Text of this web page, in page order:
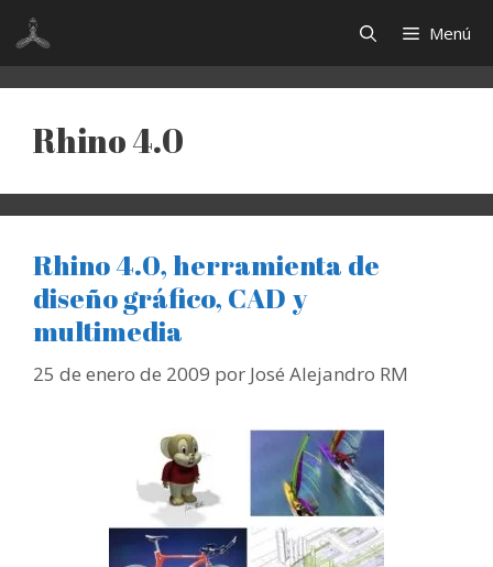
Saltar
contenido
Menú
Rhino 4.0
Rhino 4.0, herramienta de
diseño gráfico, CAD y
multimedia
25 de enero de 2009 por José Alejandro RM